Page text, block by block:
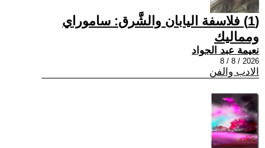
(1) فلاسفة اليابان والشَّرق: ساموراي
ومماليك
نعيمة عبد الجواد
2026 / 8 / 8
الادب والفن